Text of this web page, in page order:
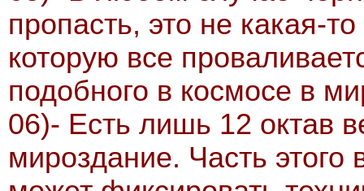
пропасть, это не какая-
которую все
подобного в космосе в
06)- Есть лишь 12 октав
мироздание. Часть этого